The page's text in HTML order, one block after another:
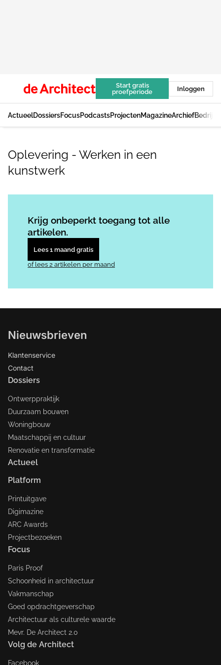
Start gratis
proefperiode
Inloggen
ActueelDossiersFocusPodcastsProjectenMagazineArchief
Oplevering - Werken in een
kunstwerk
Krijg onbeperkt toegang tot alle
artikelen.
Lees 1 maand gratis
of lees 2 artikelen per maand
Nieuwsbrieven
Klantenservice
Contact
Dossiers
Ontwerppraktijk
Duurzaam bouwen
Woningbouw
Maatschappij en cultuur
Renovatie en transformatie
Actueel
Platform
Printuitgave
Digimazine
ARC Awards
Projectbezoeken
Focus
Paris Proof
Schoonheid in architectuur
Vakmanschap
Goed opdrachtgeverschap
Architectuur als culturele waarde
Mevr. De Architect 2.0
Volg de Architect
Facebook